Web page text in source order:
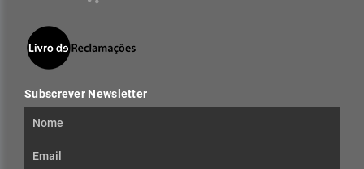
Subscrever Newsletter